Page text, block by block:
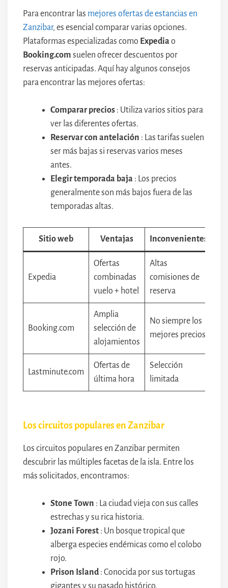
Para encontrar las mejores ofertas de estancias en
Zanzibar, es esencial comparar varias opciones.
Plataformas especializadas como Expedia o
Booking.com suelen ofrecer descuentos por
reservas anticipadas. Aquí hay algunos consejos
para encontrar las mejores ofertas:
Comparar precios : Utiliza varios sitios para
ver las diferentes ofertas.
Reservar con antelación : Las tarifas suelen
ser más bajas si reservas varios meses
antes.
Elegir temporada baja : Los precios
generalmente son más bajos fuera de las
temporadas altas.
Sitio web Ventajas Inconvenientes
Expedia
Ofertas
combinadas
vuelo + hotel
Altas
comisiones de
reserva
Booking.com
Amplia
selección de
alojamientos
No siempre los
mejores precios
Lastminute.com
Ofertas de
última hora
Selección
limitada
Los circuitos populares en Zanzibar
Los circuitos populares en Zanzibar permiten
descubrir las múltiples facetas de la isla. Entre los
más solicitados, encontramos:
Stone Town : La ciudad vieja con sus calles
estrechas y su rica historia.
Jozani Forest : Un bosque tropical que
alberga especies endémicas como el colobo
rojo.
Prison Island : Conocida por sus tortugas
gigantes y su pasado histórico.